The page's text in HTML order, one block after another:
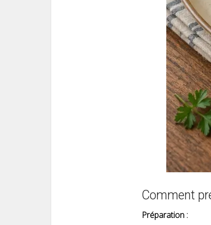
Comment
Préparation :